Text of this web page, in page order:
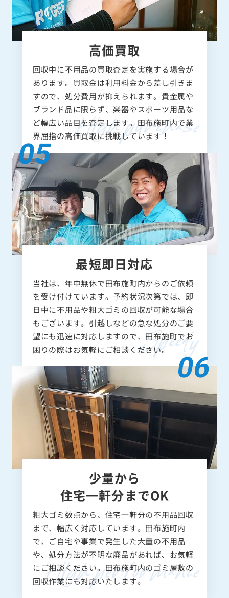
高価買取
回収中に不用品の買取査定を実施する場合が
あります。買取金は利用料金から差し引きま
すので、処分費用が抑えられます。貴金属や
ブランド品に限らず、楽器やスポーツ用品な
ど幅広い品目を査定します。田布施町内で業
界屈指の高価買取に挑戦しています！
最短即日対応
当社は、年中無休で田布施町内からのご依頼
を受け付けています。予約状況次第では、即
日中に不用品や粗大ゴミの回収が可能な場合
もございます。引越しなどの急な処分のご要
望にも迅速に対応しますので、田布施町でお
困りの際はお気軽にご相談ください。
少量から
住宅一軒分までOK
粗大ゴミ数点から、住宅一軒分の不用品回収
まで、幅広く対応しています。田布施町内
で、ご自宅や事業で発生した大量の不用品
や、処分方法が不明な廃品があれば、お気軽
にご相談ください。田布施町内のゴミ屋敷の
回収作業にも対応いたします。